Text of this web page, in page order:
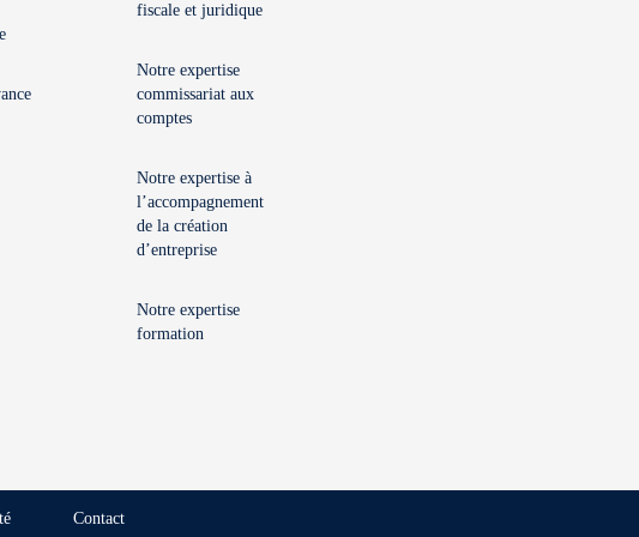
fiscale et juridique
Notre expertise
commissariat aux
comptes
Notre expertise à
l’accompagnement
de la création
d’entreprise
Notre expertise
formation
Contact